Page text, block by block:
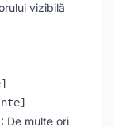
vizibilă
De multe ori